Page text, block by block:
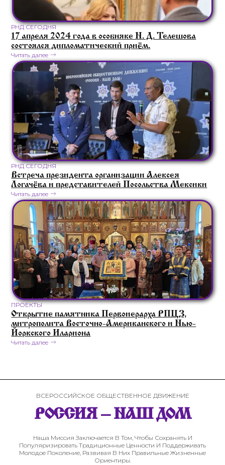
РНД СЕГОДНЯ
17 апреля 2024 года в особняке Н. Д. Телешова
состоялся дипломатический приём.
Читать далее
РНД СЕГОДНЯ
Встреча президента организации Алексея
Логачёва и представителей Посольства Мексики
Читать далее
ПРОЕКТЫ
Открытие памятника Первоиерарха РПЦЗ,
митрополита Восточно-Американского и Нью-
Йоркского Илариона
Читать далее
ВСЕРОССИЙСКОЕ ОБЩЕСТВЕННОЕ ДВИЖЕНИЕ
РОССИЯ – НАШ ДОМ
Наша Миссия Заключается В Том, Чтобы Сохранять И
Популяризировать Традиционные Ценности И Поддерживать
Молодое Поколение, Развивая В Них Правильные Жизненные
Ориентиры.